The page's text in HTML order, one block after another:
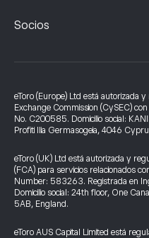
Socios
eToro (Europe) Ltd está autorizada
Exchange Commission (CySEC)
No. C200585. Domicilio social:
Profiti Ilia Germasogeia, 4046
eToro (UK) Ltd está autorizada y
(FCA) para servicios relacionados
Number: 583263. Registrada en
Domicilio social: 24th floor, One
5AB, England.
eToro AUS Capital Limited está